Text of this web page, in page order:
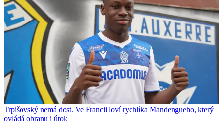
Trpišovský nemá dost. Ve Francii loví rychlíka Mandengueho, který
ovládá obranu i útok